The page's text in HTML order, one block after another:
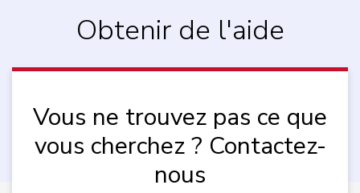
Obtenir de l'aide
Vous ne trouvez pas ce que
vous cherchez ? Contactez-
nous